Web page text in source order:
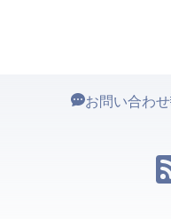
お問い合わせ